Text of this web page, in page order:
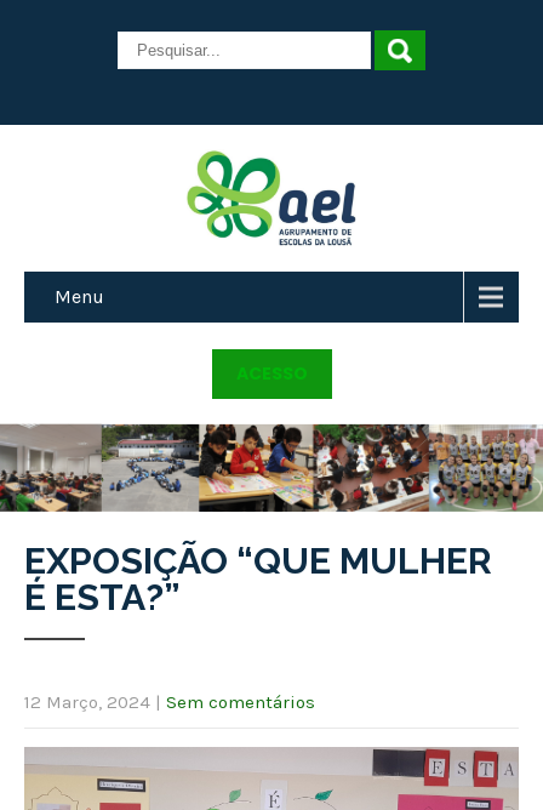
Menu
ACESSO
EXPOSIÇÃO “QUE MULHER
É ESTA?”
12 Março, 2024 | Sem comentários